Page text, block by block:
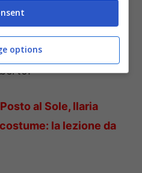
continuare a non
ricordiamo, ha preso in
al Sole, Ilaria
la lezione da
options